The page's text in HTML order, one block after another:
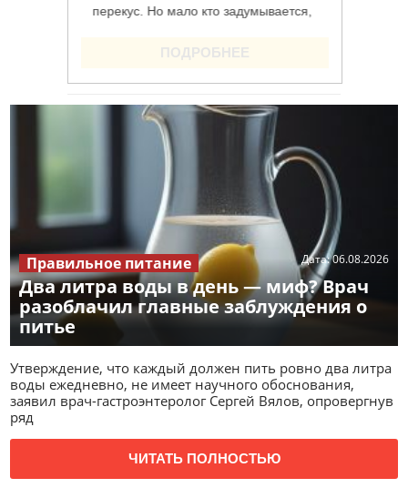
Два литра воды в день — миф? Врач
разоблачил главные заблуждения о
питье
Дата:06.08.2026
Правильное питание
Утверждение, что каждый должен пить ровно два литра
воды ежедневно, не имеет научного обоснования,
заявил врач-гастроэнтеролог Сергей Вялов, опровергнув
ряд
ЧИТАТЬ ПОЛНОСТЬЮ